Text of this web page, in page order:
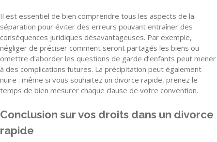
Il est essentiel de bien comprendre tous les aspects de la
séparation pour éviter des erreurs pouvant entraîner des
conséquences juridiques désavantageuses. Par exemple,
négliger de préciser comment seront partagés les biens ou
omettre d’aborder les questions de garde d’enfants peut mener
à des complications futures. La précipitation peut également
nuire : même si vous souhaitez un divorce rapide, prenez le
temps de bien mesurer chaque clause de votre convention.
Conclusion sur vos droits dans un divorce
rapide